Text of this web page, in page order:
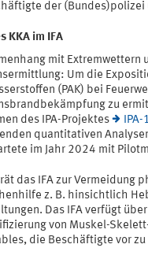
der (Bundes)polizei
KKA im IFA
mit Extremwettern
Um die
(PAK) bei
zu
des IPA-Projektes
IPA-
quantitativen
im Jahr 2024 mit
das IFA zur Vermeidung
z. B. hinsichtlich
Das IFA verfügt
von Muskel-
die Beschäftigte vor